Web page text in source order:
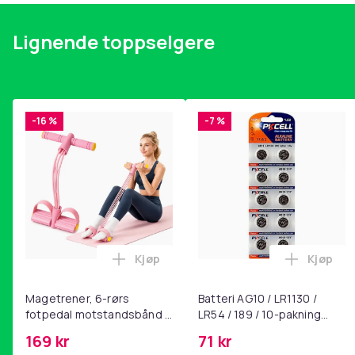
Lignende toppselgere
-16 %
Magetrener, 6-rørs
fotpedal motstandsbånd -
yoga og
169 kr
Legg Magetrener, 6-rørs fotpedal
Kjøp
-7 %
Batteri AG10 / LR1130 /
LR54 / 189 / 10-pakning
71 kr
Legg
Kjøp